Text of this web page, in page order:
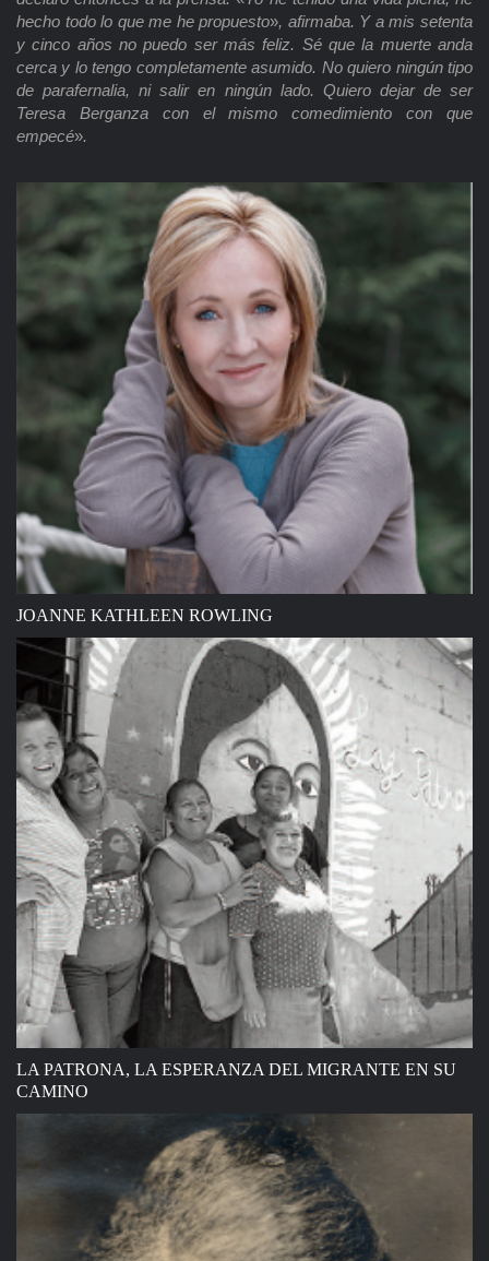
hecho todo lo que me he propuesto», afirmaba. Y a mis setenta
y cinco años no puedo ser más feliz. Sé que la muerte anda
cerca y lo tengo completamente asumido. No quiero ningún tipo
de parafernalia, ni salir en ningún lado. Quiero dejar de ser
Teresa Berganza con el mismo comedimiento con que
empecé».
JOANNE KATHLEEN ROWLING
LA PATRONA, LA ESPERANZA DEL MIGRANTE EN SU
CAMINO